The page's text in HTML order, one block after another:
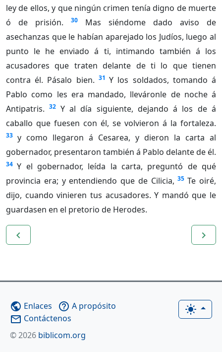
ley de ellos, y que ningún crimen tenía digno de muerte
ó de prisión.
30
Mas siéndome dado aviso de
asechanzas que le habían aparejado los Judíos, luego al
punto le he enviado á ti, intimando también á los
acusadores que traten delante de ti lo que tienen
contra él. Pásalo bien. 31 Y los soldados, tomando á
Pablo como les era mandado, lleváronle de noche á
Antipatris.
32 Y al día siguiente, dejando á los de á
caballo que fuesen con él, se volvieron á la fortaleza.
33 y como llegaron á Cesarea, y dieron la carta al
gobernador, presentaron también á Pablo delante de él.
34 Y el gobernador, leída la carta, preguntó de qué
provincia era; y entendiendo que de Cilicia, 35 Te oiré,
dijo, cuando vinieren tus acusadores. Y mandó que le
guardasen en el pretorio de Herodes.
navigate_before navigate_next
light_mode
public Enlaces help_outline A propósito
mail_outline Contáctenos
© 2026 biblicom.org